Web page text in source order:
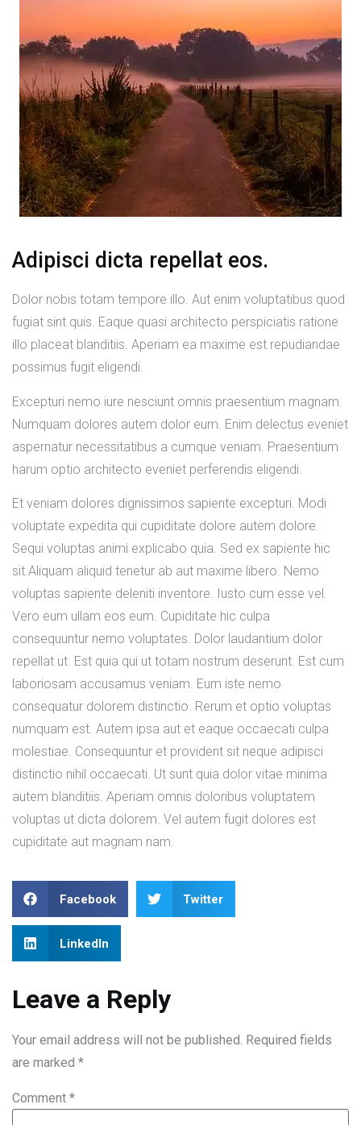
Adipisci dicta repellat eos.
Dolor nobis totam tempore illo. Aut enim voluptatibus quod
fugiat sint quis. Eaque quasi architecto perspiciatis ratione
illo placeat blanditiis. Aperiam ea maxime est repudiandae
possimus fugit eligendi.
Excepturi nemo iure nesciunt omnis praesentium magnam.
Numquam dolores autem dolor eum. Enim delectus eveniet
aspernatur necessitatibus a cumque veniam. Praesentium
harum optio architecto eveniet perferendis eligendi.
Et veniam dolores dignissimos sapiente excepturi. Modi
voluptate expedita qui cupiditate dolore autem dolore.
Sequi voluptas animi explicabo quia. Sed ex sapiente hic
sit.Aliquam aliquid tenetur ab aut maxime libero. Nemo
voluptas sapiente deleniti inventore. Iusto cum esse vel.
Vero eum ullam eos eum. Cupiditate hic culpa
consequuntur nemo voluptates. Dolor laudantium dolor
repellat ut. Est quia qui ut totam nostrum deserunt. Est cum
laboriosam accusamus veniam. Eum iste nemo
consequatur dolorem distinctio. Rerum et optio voluptas
numquam est. Autem ipsa aut et eaque occaecati culpa
molestiae. Consequuntur et provident sit neque adipisci
distinctio nihil occaecati. Ut sunt quia dolor vitae minima
autem blanditiis. Aperiam omnis doloribus voluptatem
voluptas ut dicta dolorem. Vel autem fugit dolores est
cupiditate aut magnam nam.
Facebook Twitter
LinkedIn
Leave a Reply
Your email address will not be published. Required fields
are marked *
Comment *